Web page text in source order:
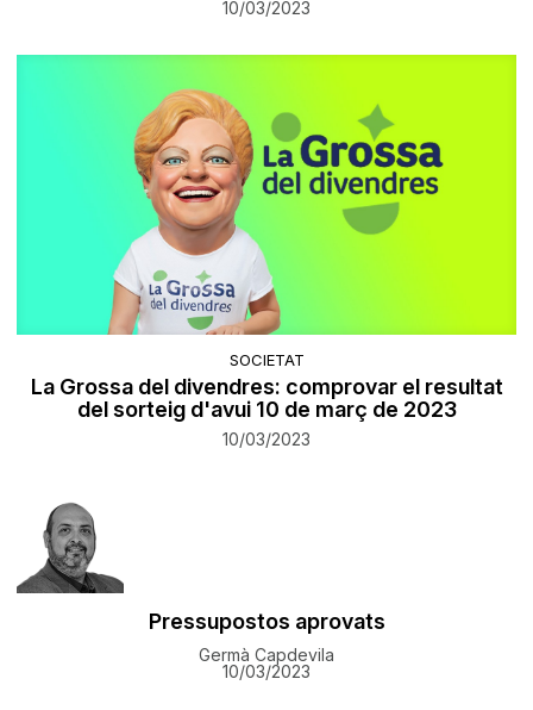
10/03/2023
SOCIETAT
La Grossa del divendres: comprovar el resultat
del sorteig d'avui 10 de març de 2023
10/03/2023
Pressupostos aprovats
Germà Capdevila
10/03/2023